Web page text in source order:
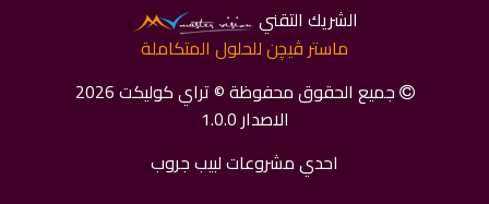
الشريك التقني
ماستر ﭬﻴﭽﻦ للحلول المتكاملة
جميع الحقوق محفوظة © تراي كوليكت 2026
الاصدار 1.0.0
احدي مشروعات لبيب جروب